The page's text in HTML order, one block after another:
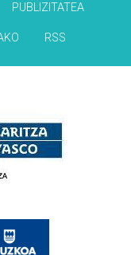
PUBLIZITATEA
RSS